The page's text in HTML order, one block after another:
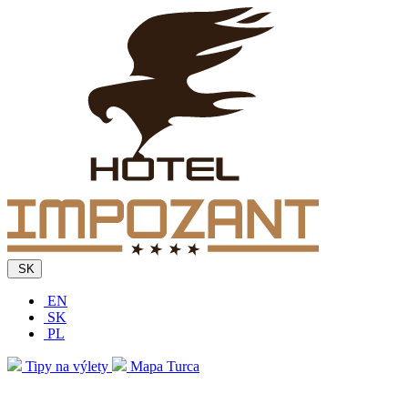
SK
EN
SK
PL
Tipy na výlety Mapa Turca